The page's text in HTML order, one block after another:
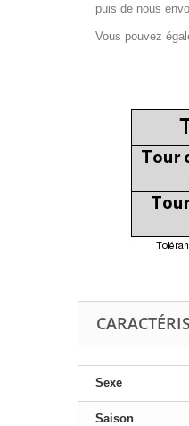
puis de nous
Vous pouvez
Sexe
Saison